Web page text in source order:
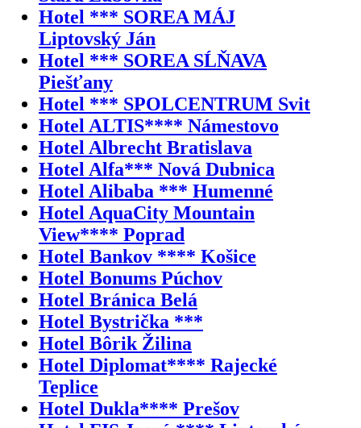
Hotel *** SOREA MÁJ
Liptovský Ján
Hotel *** SOREA SĹŇAVA
Piešťany
Hotel *** SPOLCENTRUM Svit
Hotel ALTIS**** Námestovo
Hotel Albrecht Bratislava
Hotel Alfa*** Nová Dubnica
Hotel Alibaba *** Humenné
Hotel AquaCity Mountain
View**** Poprad
Hotel Bankov **** Košice
Hotel Bonums Púchov
Hotel Bránica Belá
Hotel Bystrička ***
Hotel Bôrik Žilina
Hotel Diplomat**** Rajecké
Teplice
Hotel Dukla**** Prešov